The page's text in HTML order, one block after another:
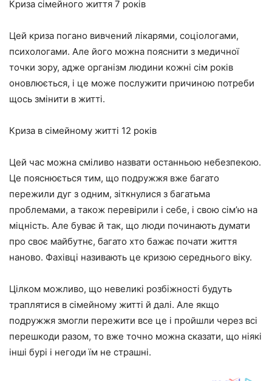
Криза сімейного життя 7 років
Цей криза погано вивчений лікарями, соціологами,
психологами. Але його можна пояснити з медичної
точки зору, адже організм людини кожні сім років
оновлюється, і це може послужити причиною потреби
щось змінити в житті.
Криза в сімейному житті 12 років
Цей час можна сміливо назвати останньою небезпекою.
Це пояснюється тим, що подружжя вже багато
пережили дуг з одним, зіткнулися з багатьма
проблемами, а також перевірили і себе, і свою сім’ю на
міцність. Але буває й так, що люди починають думати
про своє майбутнє, багато хто бажає почати життя
наново. Фахівці називають це кризою середнього віку.
Цілком можливо, що невеликі розбіжності будуть
траплятися в сімейному житті й далі. Але якщо
подружжя змогли пережити все це і пройшли через всі
перешкоди разом, то вже точно можна сказати, що ніякі
інші бурі і негоди їм не страшні.